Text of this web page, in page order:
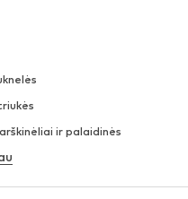
ir palaidinės
ir tunikos